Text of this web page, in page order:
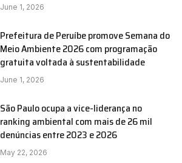
June 1, 2026
Prefeitura de Peruíbe promove Semana do
Meio Ambiente 2026 com programação
gratuita voltada à sustentabilidade
June 1, 2026
São Paulo ocupa a vice-liderança no
ranking ambiental com mais de 26 mil
denúncias entre 2023 e 2026
May 22, 2026